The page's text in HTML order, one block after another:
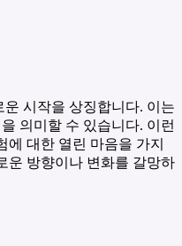
시작을 상징합니다. 이는
의미할 수 있습니다. 이런
에 대한 열린 마음을 가지
운 방향이나 변화를 갈망하